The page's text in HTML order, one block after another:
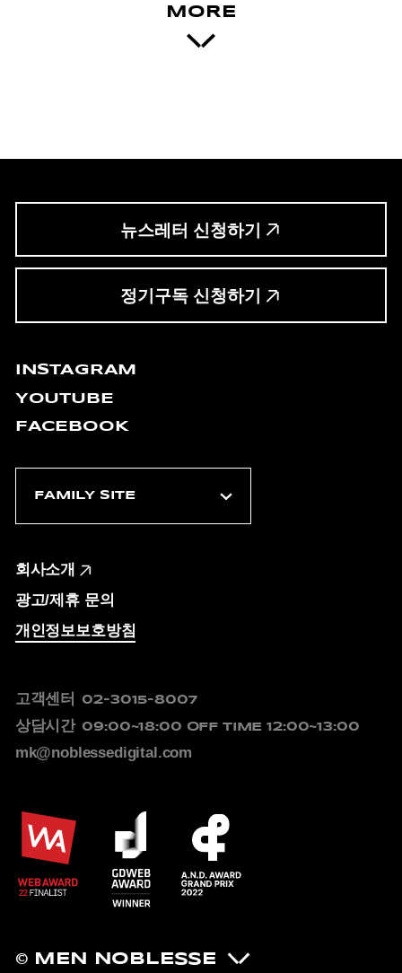
MORE
뉴스레터 신청하기
정기구독 신청하기
INSTAGRAM
YOUTUBE
FACEBOOK
회사소개
광고/제휴 문의
개인정보보호방침
고객센터 02-3015-8007
상담시간 09:00~18:00 OFF TIME 12:00~13:00
mk@noblessedigital.com
© MEN NOBLESSE